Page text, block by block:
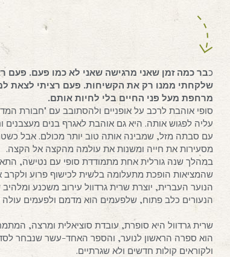
כבר כמה זמן שאני מרגישה שאני לא כמו פעם. פעם
שלקחתי ממנו רק את הקשיחות. פעם רציתי לצאת
מרחפת מעל פני החיים בלי לחיות אותם.
סופי אוהבת לרכב על אופניים ולהסתובב עם "חבורת
עליה לפגוש אותה. היא גם אוהבת לאגרף בנים מעצבנים
עם סבתה מזל, שמבינה אותה טוב יותר מכולם. אבל
מסעירות את חייה ומשנות את עולמה מהקצה אל הקצה.
במהלך שנה גורלית אחת מתמודדת סופי עם נטישה,
שהמציאות הופכת מתעלומה בלשית לכישוף פרוע
הנוער העברית, יוצרת שרית גרדוול עירוב משכנע
הנעורים כלב פתוח, שלפעמים הוא מדמם ולפעמים עולה
שרית גרדוול היא סופרת, עובדת סוציאלית ומרצה,
הוא ספרה הראשון לנוער, והספר האחד-עשר שנבחר
ולקוראים קולות חדשים ולא שגרתיים.